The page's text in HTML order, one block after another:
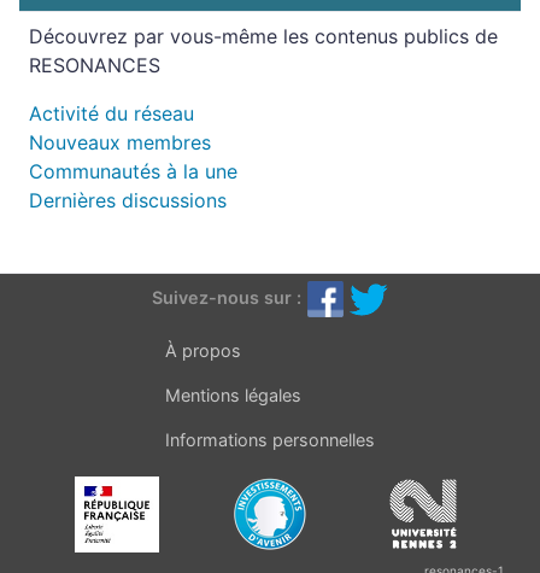
Découvrez par vous-même les contenus publics de
RESONANCES
Activité du réseau
Nouveaux membres
Communautés à la une
Dernières discussions
Suivez-nous sur :
À propos
Mentions légales
Informations personnelles